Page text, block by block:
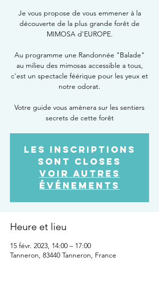
Je vous propose de vous emmener à la
découverte de la plus grande forêt de
MIMOSA d'EUROPE.
Au programme une Randonnée "Balade"
au milieu des mimosas accessible a tous,
c'est un spectacle féérique pour les yeux et
notre odorat.
Votre guide vous amènera sur les sentiers
secrets de cette forêt
Les inscriptions
sont closes
Voir autres
événements
Heure et lieu
15 févr. 2023, 14:00 – 17:00
Tanneron, 83440 Tanneron, France